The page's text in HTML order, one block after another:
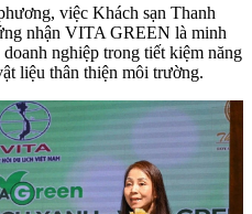
việc Khách sạn Thanh
nhận VITA GREEN là minh
nghiệp trong tiết kiệm năng
liệu thân thiện môi trường.